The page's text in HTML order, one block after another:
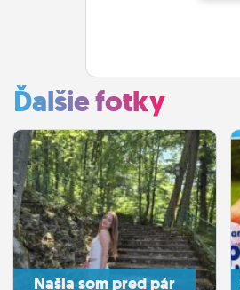
Ďalšie fotky
Našla som pred pár